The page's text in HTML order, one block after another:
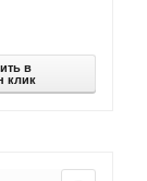
в
клик